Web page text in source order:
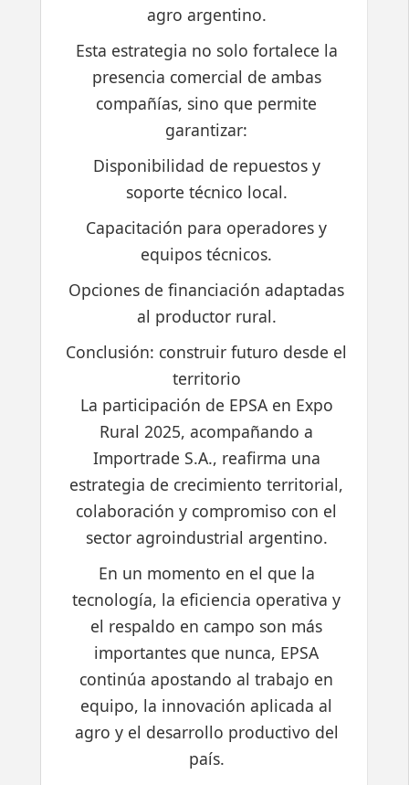
agro argentino.
Esta estrategia no solo fortalece la
presencia comercial de ambas
compañías, sino que permite
garantizar:
Disponibilidad de repuestos y
soporte técnico local.
Capacitación para operadores y
equipos técnicos.
Opciones de financiación adaptadas
al productor rural.
Conclusión: construir futuro desde el
territorio
La participación de EPSA en Expo
Rural 2025, acompañando a
Importrade S.A., reafirma una
estrategia de crecimiento territorial,
colaboración y compromiso con el
sector agroindustrial argentino.
En un momento en el que la
tecnología, la eficiencia operativa y
el respaldo en campo son más
importantes que nunca, EPSA
continúa apostando al trabajo en
equipo, la innovación aplicada al
agro y el desarrollo productivo del
país.